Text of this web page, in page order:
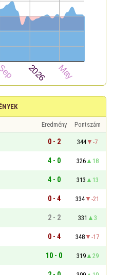
Eredmény
Pontszám
0 - 2 344
-7
4 - 0 326
18
4 - 0 313
13
0 - 4 334
-21
2 - 2 331
3
0 - 4 348
-17
10 - 0 319
29